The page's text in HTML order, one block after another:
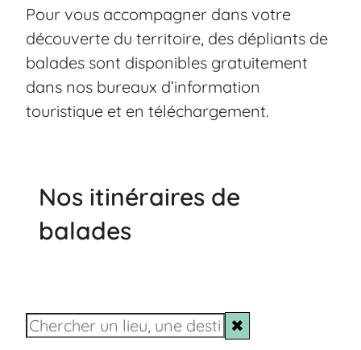
Pour vous accompagner dans votre
découverte du territoire, des dépliants de
balades sont disponibles gratuitement
dans nos bureaux d’information
touristique et entéléchargement.
Nos itinéraires de
balades
✖